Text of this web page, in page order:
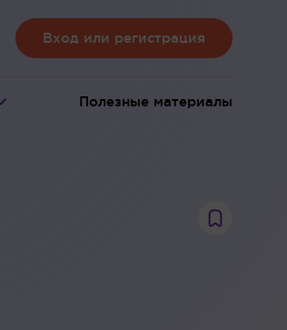
Вход или регистрация
Полезные материалы